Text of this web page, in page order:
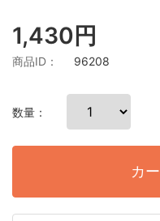
1,430円
商品ID： 96208
数量：
カ